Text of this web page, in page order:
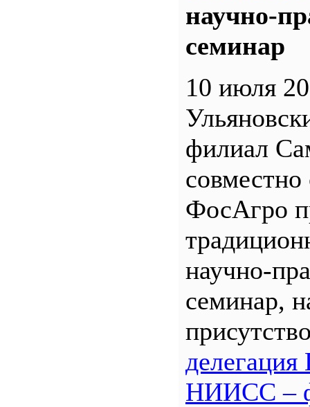
научно-
семинар
10 июля
филиал
ФосАгро
научно-
семинар,
НИИСС –